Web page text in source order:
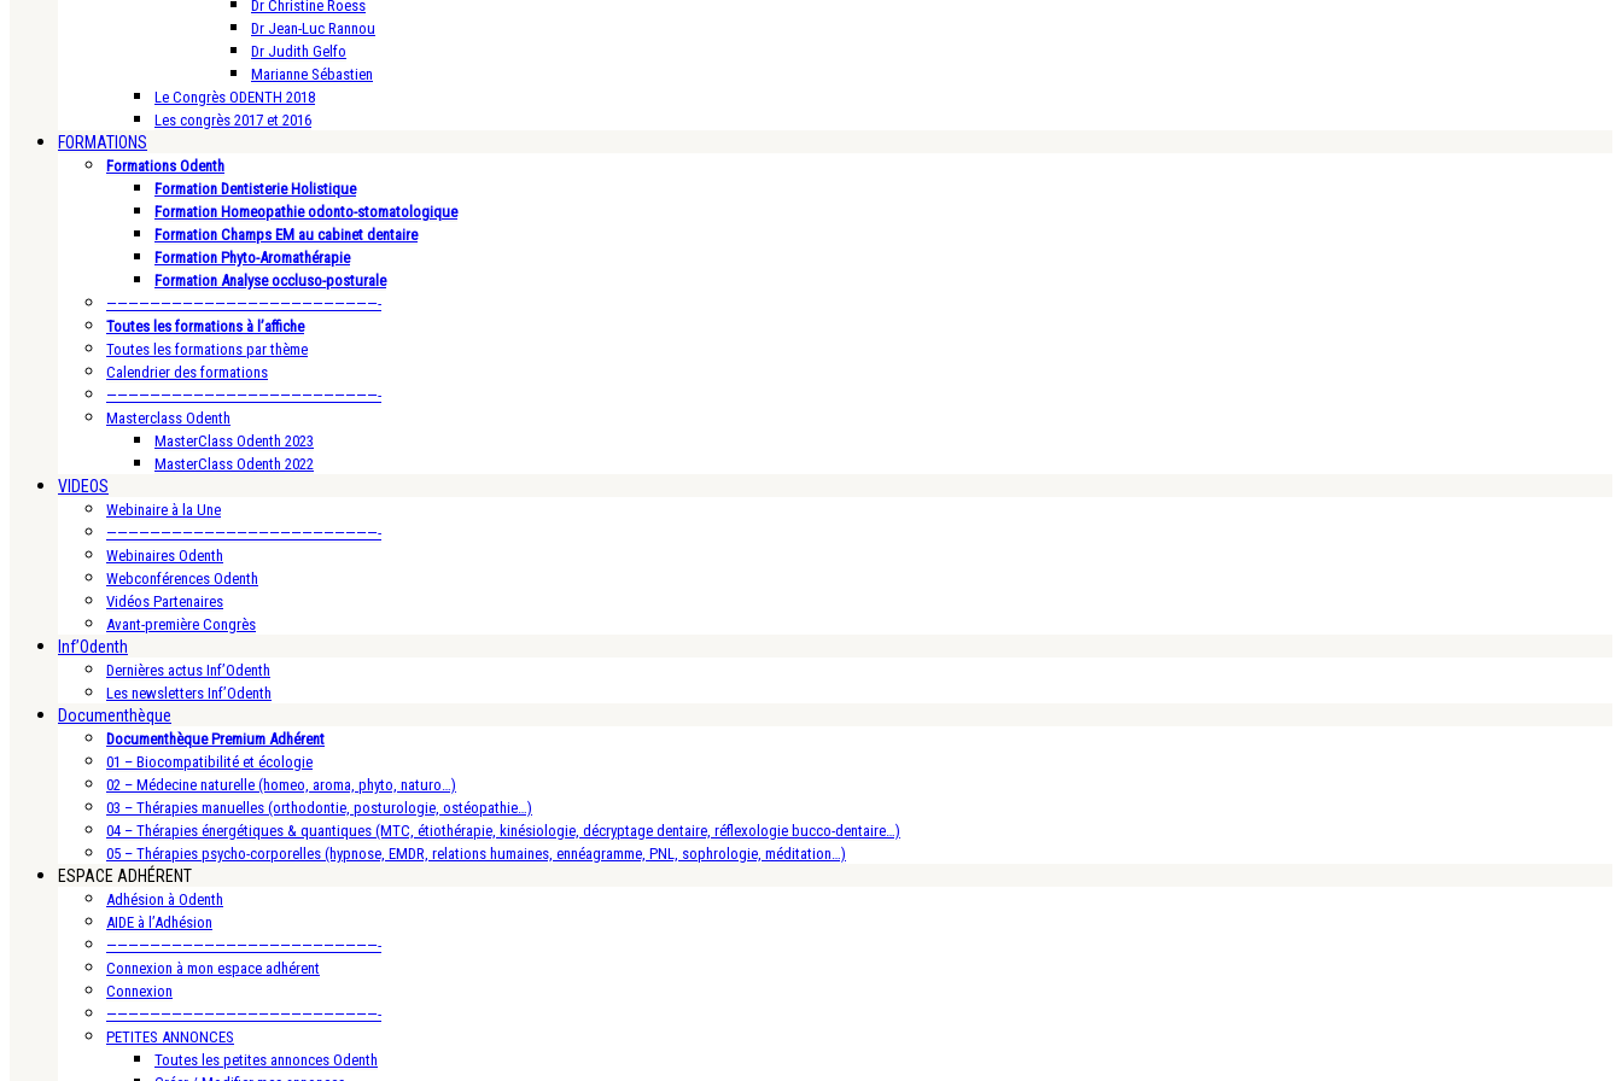
Dr Christine Roess
Dr Jean-Luc Rannou
Dr Judith Gelfo
Marianne Sébastien
Le Congrès ODENTH 2018
Les congrès 2017 et 2016
FORMATIONS
Formations Odenth
Formation Dentisterie Holistique
Formation Homeopathie odonto-stomatologique
Formation Champs EM au cabinet dentaire
Formation Phyto-Aromathérapie
Formation Analyse occluso-posturale
—————————————————————————-
Toutes les formations à l’affiche
Toutes les formations par thème
Calendrier des formations
—————————————————————————-
Masterclass Odenth
MasterClass Odenth 2023
MasterClass Odenth 2022
VIDEOS
Webinaire à la Une
—————————————————————————-
Webinaires Odenth
Webconférences Odenth
Vidéos Partenaires
Avant-première Congrès
Inf’Odenth
Dernières actus Inf’Odenth
Les newsletters Inf’Odenth
Documenthèque
Documenthèque Premium Adhérent
01 – Biocompatibilité et écologie
02 – Médecine naturelle (homeo, aroma, phyto, naturo…)
03 – Thérapies manuelles (orthodontie, posturologie, ostéopathie…)
04 – Thérapies énergétiques & quantiques (MTC, étiothérapie, kinésiologie, décryptage dentaire, réflexologie bucco-dentaire…)
05 – Thérapies psycho-corporelles (hypnose, EMDR, relations humaines, ennéagramme, PNL, sophrologie, méditation…)
ESPACE ADHÉRENT
Adhésion à Odenth
AIDE à l’Adhésion
—————————————————————————-
Connexion à mon espace adhérent
Connexion
—————————————————————————-
PETITES ANNONCES
Toutes les petites annonces Odenth